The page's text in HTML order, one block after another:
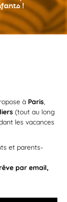
!
à Paris,
(tout au long
les vacances
et parents-
par email,